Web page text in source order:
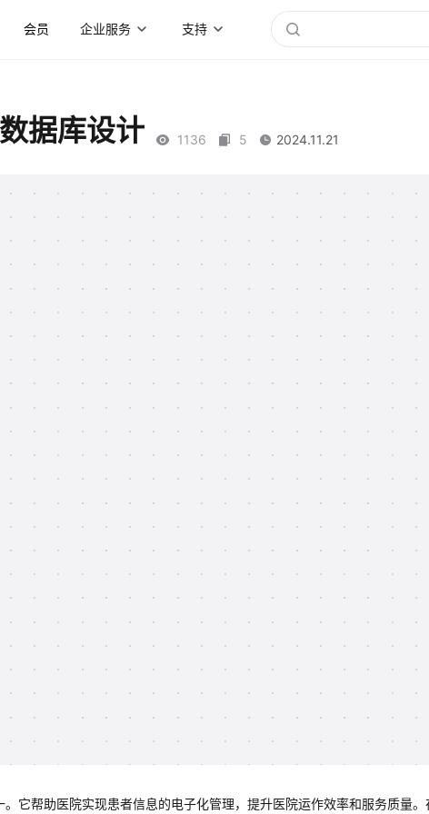
会员 企业服务 支持
据库设计 1136 5 2024.11.21
它帮助医院实现患者信息的电子化管理，提升医院运作效率和服务质量。